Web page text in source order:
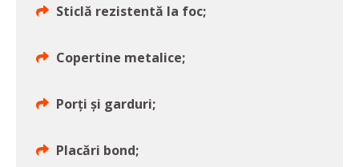
Sticlă rezistentă la foc;
Copertine metalice;
Porți și garduri;
Placări bond;